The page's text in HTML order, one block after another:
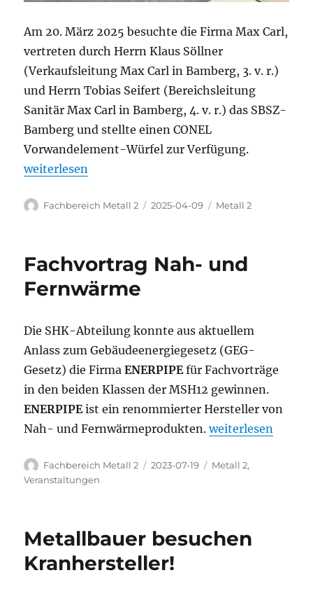
Am 20. März 2025 besuchte die Firma Max Carl,
vertreten durch Herrn Klaus Söllner
(Verkaufsleitung Max Carl in Bamberg, 3. v. r.)
und Herrn Tobias Seifert (Bereichsleitung
Sanitär Max Carl in Bamberg, 4. v. r.) das SBSZ-
Bamberg und stellte einen CONEL
Vorwandelement-Würfel zur Verfügung.
„Max Carl bringt CONEL in die Berufsschule 1
weiterlesen
Autor
Fachbereich Metall 2
Veröffentlicht
2025-04-09 Kategorien
Metall 2
Fachvortrag Nah- und
Fernwärme
Die SHK-Abteilung konnte aus aktuellem
Anlass zum Gebäudeenergiegesetz (GEG-
Gesetz) die FirmaENERPIPEfür Fachvorträge
in den beiden Klassen der MSH12 gewinnen.
ENERPIPEist ein renommierter Hersteller von
Nah- und Fernwärmeprodukten.„Fachvortrag
weiterlesen
Autor
Fachbereich Metall 2
Veröffentlicht
2023-07-19 Kategorien
Metall 2,
Veranstaltungen
Metallbauer besuchen
Kranhersteller!